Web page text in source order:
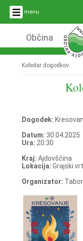
menu
Občina
Koledar dogodkov
Dogodek:
Datum: 30.04.2025
Ura: 20:30
Kraj: Ajdovščina
Lokacija: Grajski vrt
Organizator: